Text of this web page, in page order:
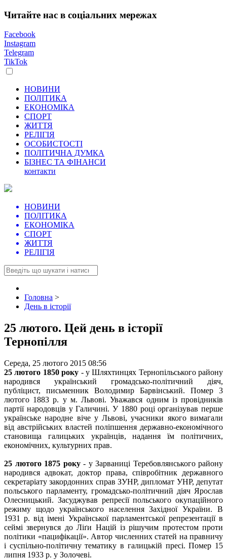
Читайте нас в соціальних мережах
Facebook
Instagram
Telegram
TikTok
НОВИНИ
ПОЛІТИКА
ЕКОНОМІКА
СПОРТ
ЖИТТЯ
РЕЛІГІЯ
ОСОБИСТОСТІ
ПОЛІТИЧНА ДУМКА
БІЗНЕС ТА ФІНАНСИ
контакти
НОВИНИ
ПОЛІТИКА
ЕКОНОМІКА
СПОРТ
ЖИТТЯ
РЕЛІГІЯ
Головна >
День в історії
25 лютого. Цей день в історії
Тернопілля
Середа, 25 лютого 2015 08:56
25 лютого 1850 року - у Шляхтинцях Тернопільського району
народився український громадсько-політичний діяч,
публіцист, письменник Володимир Барвінський. Помер 3
лютого 1883 р. у м. Львові. Уважався одним із провідників
партії народовців у Галичині. У 1880 році організував перше
українське народне віче у Львові, учасники якого вимагали
від австрійських властей поліпшення державно-економічного
становища галицьких українців, надання їм політичних,
економічних, культурних прав.
25 лютого 1875 року- у Зарваниці Теребовлянського району
народився адвокат, доктор права, співробітник державного
секретаріату закордонних справ ЗУНР, дипломат УНР, депутат
польського парламенту, громадсько-політичний діяч Ярослав
Олесницький. Засуджував репресії польського окупаційного
режиму щодо українського населення Західної України. В
1931 р. від імені Української парламентської репрезентації в
сеймі звернувся до Ліґи Націй із рішучим протестом проти
політики «пацифікації». Автор численних статей на правничу
і суспільно-політичну тематику в галицькій пресі. Помер 15
липня 1933 р. у Золочеві.